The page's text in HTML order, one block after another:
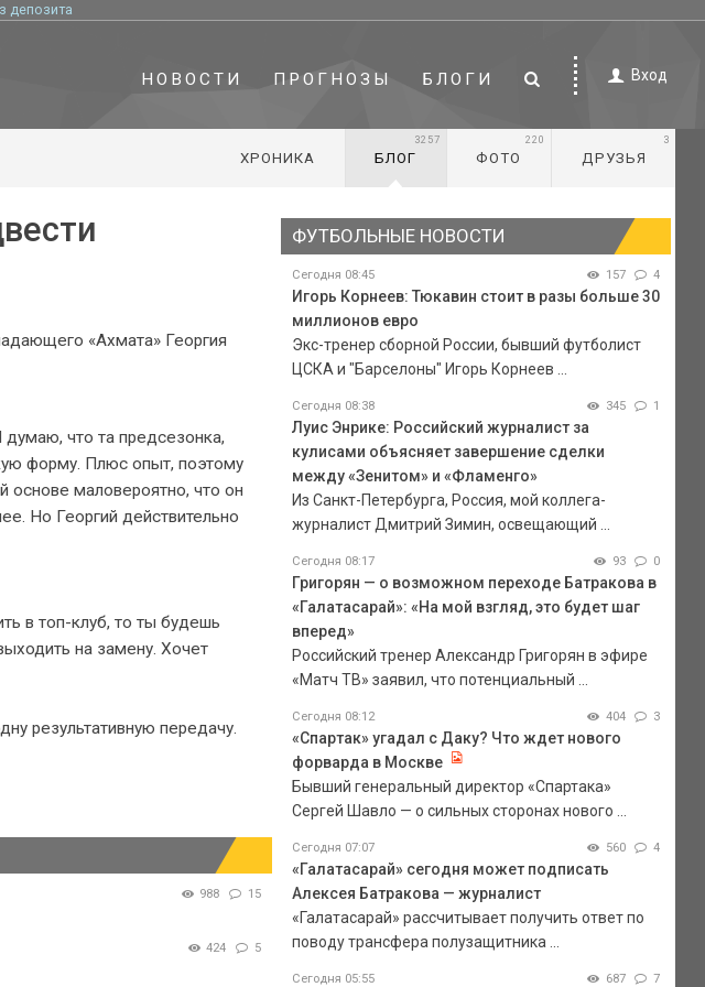
депозита
НОВОСТИ ПРОГНОЗЫ БЛОГИ Вход
ХРОНИКА БЛОГ
3257
ФОТО
220
ДРУЗЬЯ
3
«Ахмата» Георгия
что та предсезонка,
форму. Плюс опыт, поэтому
основе маловероятно, что он
Но Георгий действительно
в топ-клуб, то ты будешь
на замену. Хочет
результативную передачу.
988 15
424 5
ФУТБОЛЬНЫЕ НОВОСТИ
Сегодня 08:45 157 4
Игорь Корнеев: Тюкавин стоит в разы больше 30
миллионов евро
Экс-тренер сборной России, бывший футболист
ЦСКА и "Барселоны" Игорь Корнеев ...
Сегодня 08:38 345 1
Луис Энрике: Российский журналист за
кулисами объясняет завершение сделки
между «Зенитом» и «Фламенго»
Из Санкт-Петербурга, Россия, мой коллега-
журналист Дмитрий Зимин, освещающий ...
Сегодня 08:17 93 0
Григорян — о возможном переходе Батракова в
«Галатасарай»: «На мой взгляд, это будет шаг
вперед»
Российский тренер Александр Григорян в эфире
«Матч ТВ» заявил, что потенциальный ...
Сегодня 08:12 404 3
«Спартак» угадал с Даку? Что ждет нового
форварда в Москве
Бывший генеральный директор «Спартака»
Сергей Шавло — о сильных сторонах нового ...
Сегодня 07:07 560 4
«Галатасарай» сегодня может подписать
Алексея Батракова — журналист
«Галатасарай» рассчитывает получить ответ по
поводу трансфера полузащитника ...
Сегодня 05:55 687 7